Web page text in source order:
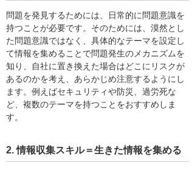
問題を発見するためには、日常的に問題意識を
持つことが必要です。そのためには、漠然とし
た問題意識ではなく、具体的なテーマを設定し
て情報を集めることで問題発生のメカニズムを
知り、自社に置き換えた場合はどこにリスクが
あるのかを考え、あらかじめ注意するようにし
ます。例えばセキュリティや防災、過労死な
ど、複数のテーマを持つことをおすすめしま
す。
2. 情報収集スキル＝生きた情報を集める